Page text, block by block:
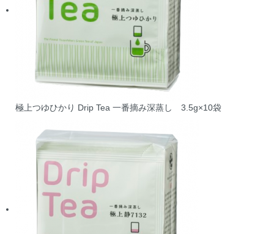
極上つゆひかり Drip Tea 一番摘み深蒸し 3.5g×10袋